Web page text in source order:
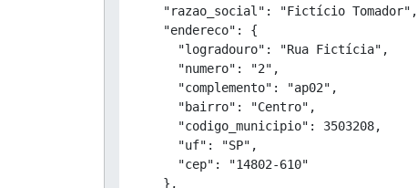
    "razao_social": "Fictício Tomador",
    "endereco": {
      "logradouro": "Rua Fictícia",
      "numero": "2",
      "complemento": "ap02",
      "bairro": "Centro",
      "codigo_municipio": 3503208,
      "uf": "SP",
      "cep": "14802-610"
    },